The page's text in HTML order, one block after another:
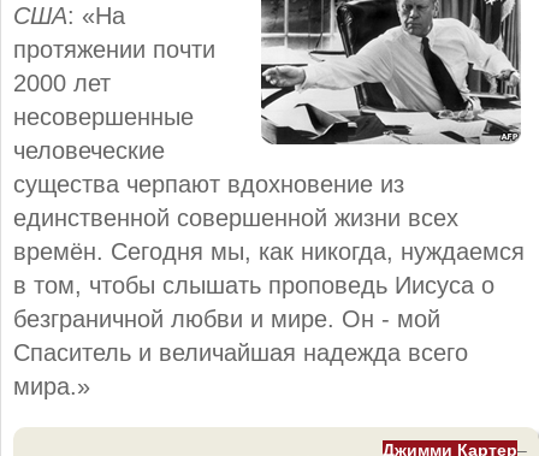
США: «На
протяжении почти
2000 лет
несовершенные
человеческие
существа черпают вдохновение из
единственной совершенной жизни всех
времён. Сегодня мы, как никогда, нуждаемся
в том, чтобы слышать проповедь Иисуса о
безграничной любви и мире. Он - мой
Спаситель и величайшая надежда всего
мира.»
Джимми Картер–